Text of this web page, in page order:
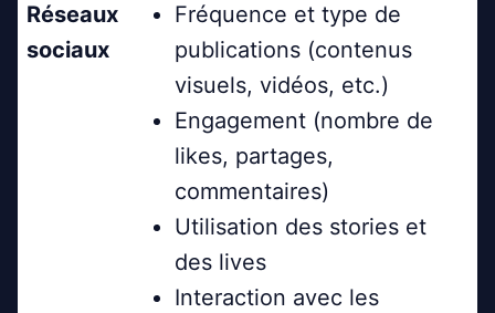
Réseaux
sociaux
Fréquence et type de
publications (contenus
visuels, vidéos, etc.)
Engagement (nombre de
likes, partages,
commentaires)
Utilisation des stories et
des lives
Interaction avec les